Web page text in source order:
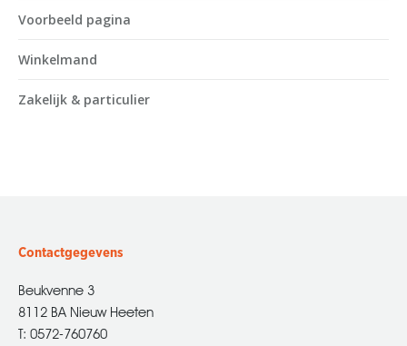
Voorbeeld pagina
Winkelmand
Zakelijk & particulier
Contactgegevens
Beukvenne 3
8112 BA Nieuw Heeten
T: 0572-760760